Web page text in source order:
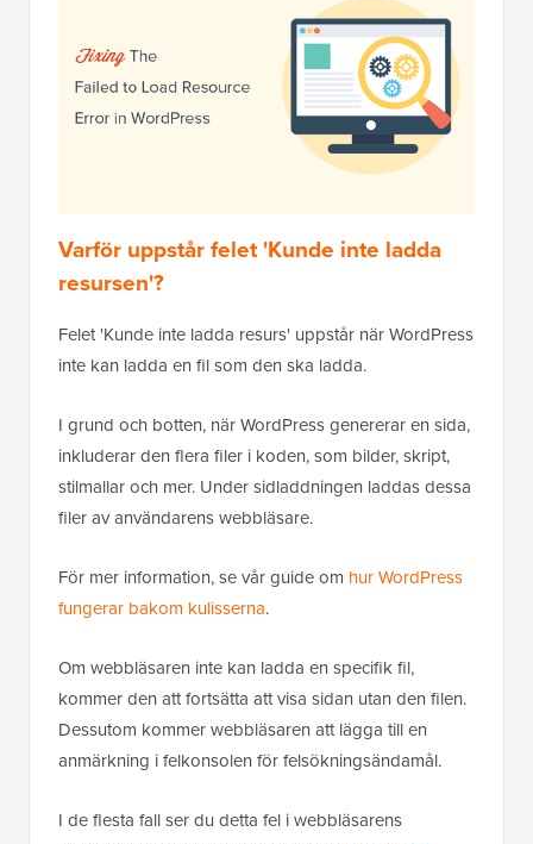
Varför uppstår felet 'Kunde inte ladda
resursen'?
Felet 'Kunde inte ladda resurs' uppstår när WordPress
inte kan ladda en fil som den ska ladda.
I grund och botten, när WordPress genererar en sida,
inkluderar den flera filer i koden, som bilder, skript,
stilmallar och mer. Under sidladdningen laddas dessa
filer av användarens webbläsare.
För mer information, se vår guide om hur WordPress
fungerar bakom kulisserna.
Om webbläsaren inte kan ladda en specifik fil,
kommer den att fortsätta att visa sidan utan den filen.
Dessutom kommer webbläsaren att lägga till en
anmärkning i felkonsolen för felsökningsändamål.
I de flesta fall ser du detta fel i webbläsarens